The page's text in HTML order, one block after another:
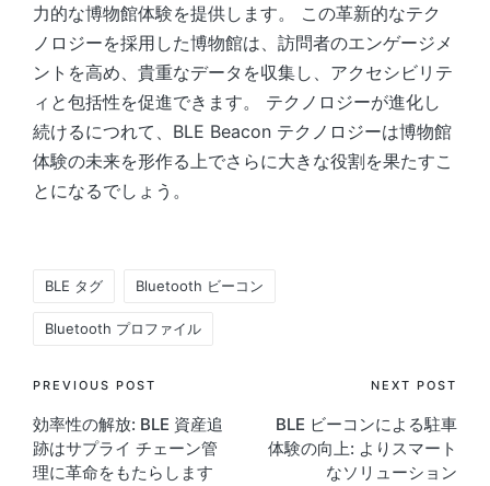
力的な博物館体験を提供します。 この革新的なテク
ノロジーを採用した博物館は、訪問者のエンゲージメ
ントを高め、貴重なデータを収集し、アクセシビリテ
ィと包括性を促進できます。 テクノロジーが進化し
続けるにつれて、BLE Beacon テクノロジーは博物館
体験の未来を形作る上でさらに大きな役割を果たすこ
とになるでしょう。
BLE タグ Bluetooth ビーコン
Bluetooth プロファイル
Post
navigation
PREVIOUS POST
効率性の解放: BLE 資産追
跡はサプライ チェーン管
理に革命をもたらします
NEXT POST
BLE ビーコンによる駐車
体験の向上: よりスマート
なソリューション